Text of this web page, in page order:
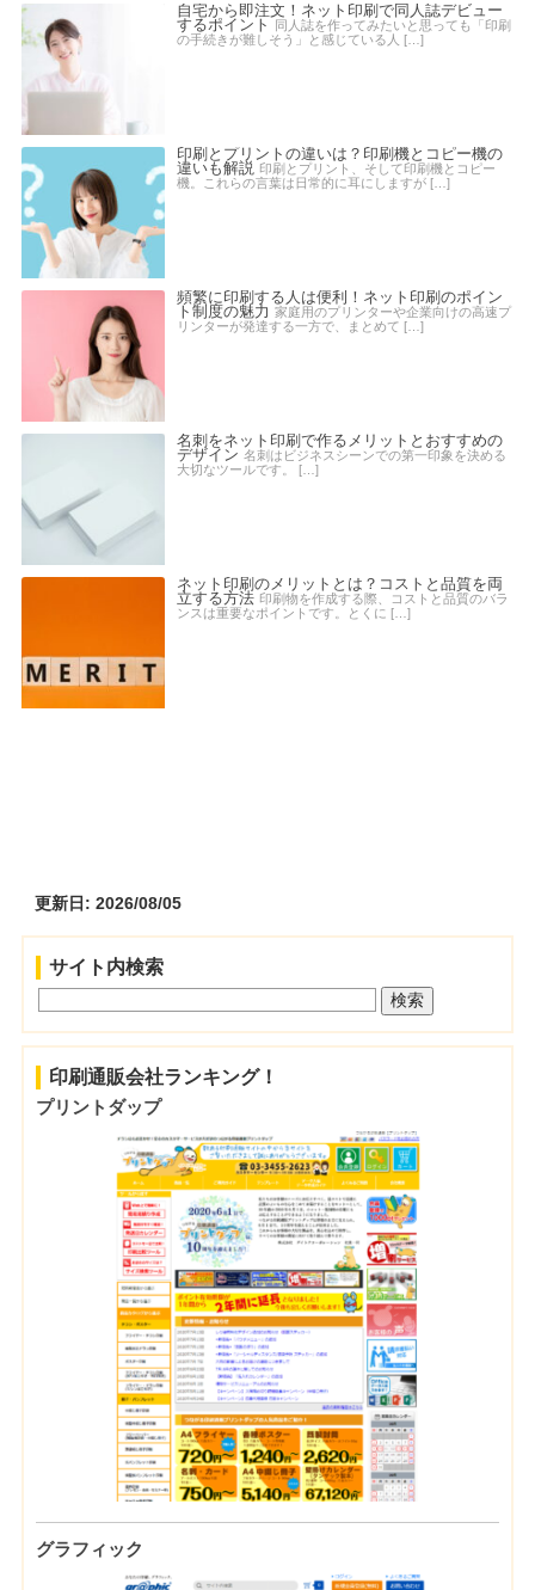
自宅から即注文！ネット印刷で同人誌デビュー
するポイント
同人誌を作ってみたいと思っても「印刷
の手続きが難しそう」と感じている人 […]
印刷とプリントの違いは？印刷機とコピー機の
違いも解説 印刷とプリント、そして印刷機とコピー
機。これらの言葉は日常的に耳にしますが […]
頻繁に印刷する人は便利！ネット印刷のポイン
ト制度の魅力 家庭用のプリンターや企業向けの高速プ
リンターが発達する一方で、まとめて […]
名刺をネット印刷で作るメリットとおすすめの
デザイン 名刺はビジネスシーンでの第一印象を決める
大切なツールです。 […]
ネット印刷のメリットとは？コストと品質を両
立する方法 印刷物を作成する際、コストと品質のバラ
ンスは重要なポイントです。とくに […]
更新日: 2026/08/05
サイト内検索
印刷通販会社ランキング！
プリントダップ
グラフィック